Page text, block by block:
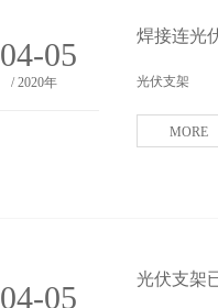
04-05
/ 2020年
焊接连光
光伏支架
MORE
04-05
光伏支架